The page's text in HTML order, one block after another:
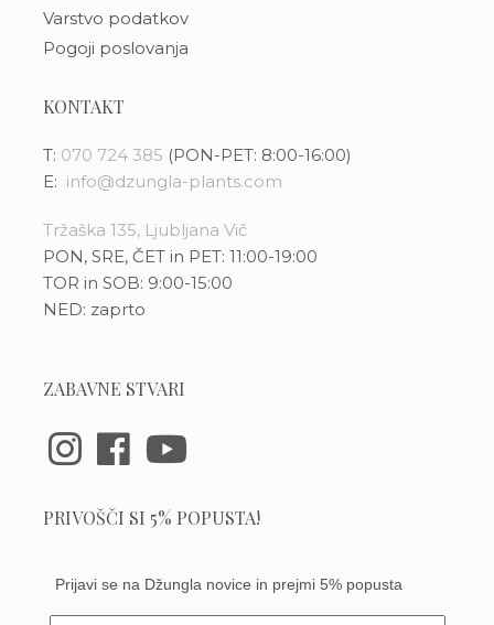
Varstvo podatkov
Pogoji poslovanja
KONTAKT
T: 070 724 385 (PON-PET: 8:00-16:00)
E: info@dzungla-plants.com
Tržaška 135, Ljubljana Vič
PON, SRE, ČET in PET: 11:00-19:00
TOR in SOB: 9:00-15:00
NED: zaprto
ZABAVNE STVARI
PRIVOŠČI SI 5% POPUSTA!
Prijavi se na Džungla novice in prejmi 5% popusta